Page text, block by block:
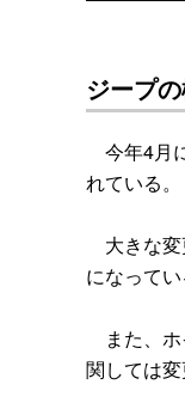
ジープ
今年4月
れている。
大きな変
になって
また、ホ
関しては変